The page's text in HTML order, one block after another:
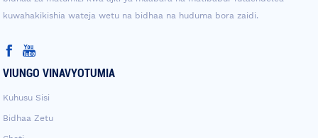
kuwahakikishia wateja wetu na bidhaa na huduma bora zaidi.
VIUNGO VINAVYOTUMIA
Kuhusu Sisi
Bidhaa Zetu